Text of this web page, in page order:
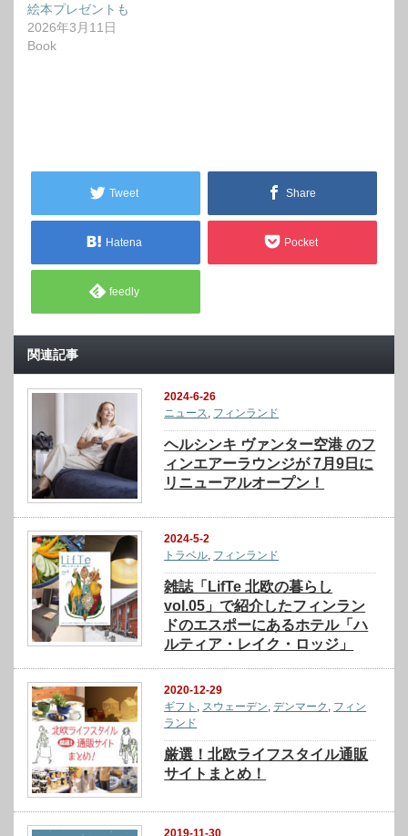
絵本プレゼントも
2026年3月11日
Book
Tweet Share
Hatena Pocket
feedly
関連記事
2024-6-26
ニュース
フィンランド
ヘルシンキ ヴァンター空港 のフ
ィンエアーラウンジが 7月9日に
リニューアルオープン！
2024-5-2
トラベル, フィンランド
雑誌「LifTe 北欧の暮らし
vol.05」で紹介したフィンラン
ドのエスポーにあるホテル「ハ
ルティア・レイク・ロッジ」
2020-12-29
ギフト , スウェーデン,デンマーク , フィン
ランド
厳選！北欧ライフスタイル通販
サイトまとめ！
2019-11-30